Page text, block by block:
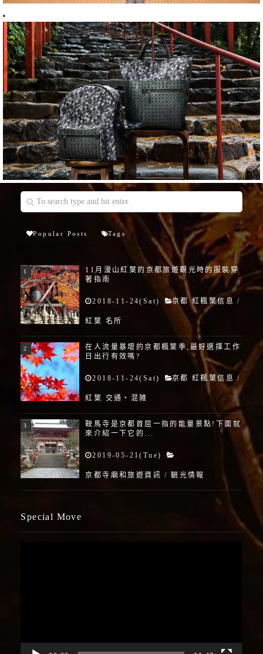
Popular Posts Tags
11月漫山紅葉的京都旅遊觀光時的服裝穿
著指南
2018-11-24(Sat) 京都 紅楓葉信息 /
紅葉 名所
在人流量暴增的京都楓葉季,最好選擇工作
日出行有效嗎?
2018-11-24(Sat) 京都 紅楓葉信息 /
紅葉 交通・混雑
鞍馬寺是京都首屈一指的能量景點!下面就
來介紹一下它的...
2019-05-21(Tue)
京都寺廟和旅遊資訊 /観光情報
Special Move